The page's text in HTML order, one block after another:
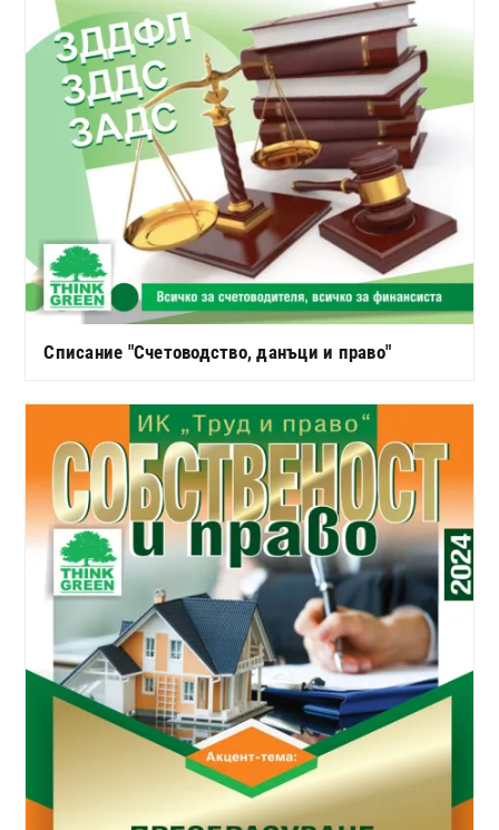
Списание "Счетоводство, данъци и право"